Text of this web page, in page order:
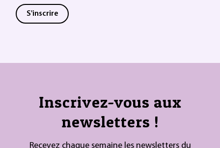
S'inscrire
Inscrivez-vous aux
newsletters !
Recevez chaque semaine les newsletters du